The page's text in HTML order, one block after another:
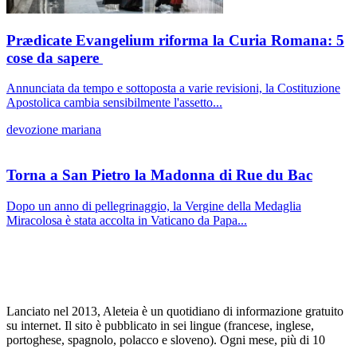
Prædicate Evangelium riforma la Curia Romana: 5
cose da sapere
Annunciata da tempo e sottoposta a varie revisioni, la Costituzione
Apostolica cambia sensibilmente l'assetto...
devozione mariana
Torna a San Pietro la Madonna di Rue du Bac
Dopo un anno di pellegrinaggio, la Vergine della Medaglia
Miracolosa è stata accolta in Vaticano da Papa...
Lanciato nel 2013, Aleteia è un quotidiano di informazione gratuito
su internet. Il sito è pubblicato in sei lingue (francese, inglese,
portoghese, spagnolo, polacco e sloveno). Ogni mese, più di 10